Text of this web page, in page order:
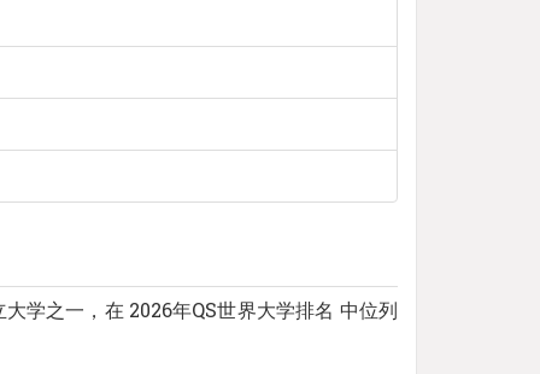
之一，在 2026年QS世界大学排名 中位列